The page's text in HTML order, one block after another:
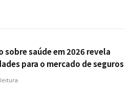
sobre saúde em 2026 revela
para o mercado de seguros
e prevenção